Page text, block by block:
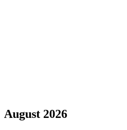
August 2026